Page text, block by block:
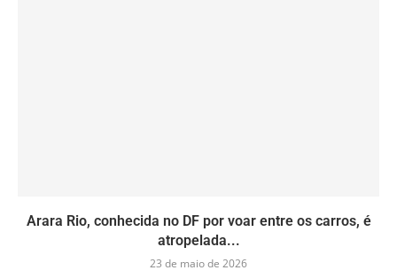
Arara Rio, conhecida no DF por voar entre os carros, é
atropelada...
23 de maio de 2026